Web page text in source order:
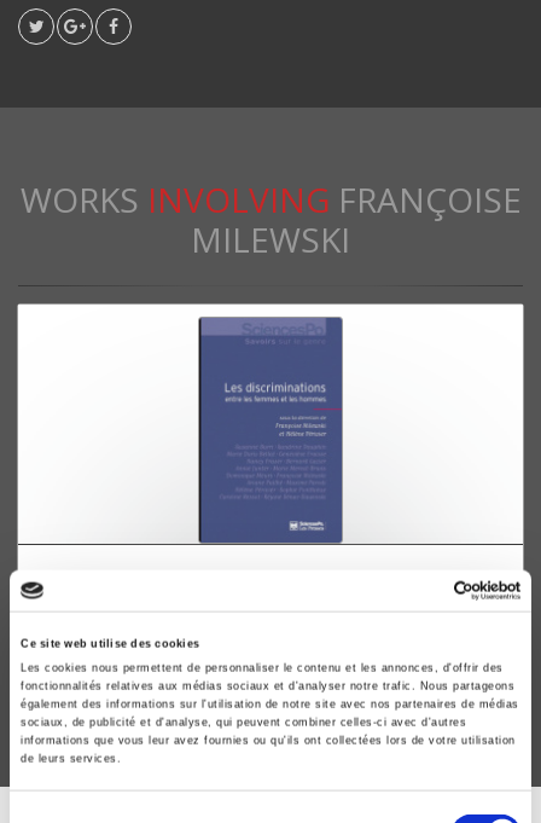
Ce site web utilise des cookies
Les cookies nous permettent de personnaliser le contenu et les annonces, d'offrir des
fonctionnalités relatives aux médias sociaux et d'analyser notre trafic. Nous partageons
également des informations sur l'utilisation de notre site avec nos partenaires de médias
sociaux, de publicité et d'analyse, qui peuvent combiner celles-ci avec d'autres
informations que vous leur avez fournies ou qu'ils ont collectées lors de votre utilisation
de leurs services.
WORKS INVOLVING FRANÇOISE
MILEWSKI
Les discriminations entre les femmes et les
hommes
Françoise Milewski, Hélène Périvier